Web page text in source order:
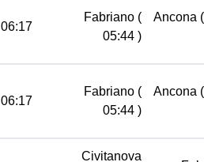
06:17
Fabriano (
05:44 )
Ancona
06:17
Fabriano (
05:44 )
Ancona
Civitanova